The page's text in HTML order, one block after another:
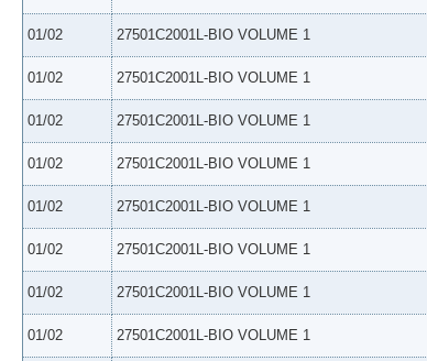
01/02 27501C2001L-BIO VOLUME 1
01/02 27501C2001L-BIO VOLUME 1
01/02 27501C2001L-BIO VOLUME 1
01/02 27501C2001L-BIO VOLUME 1
01/02 27501C2001L-BIO VOLUME 1
01/02 27501C2001L-BIO VOLUME 1
01/02 27501C2001L-BIO VOLUME 1
01/02 27501C2001L-BIO VOLUME 1